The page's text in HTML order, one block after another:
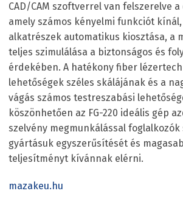
CAD/CAM szoftverrel van felszerelve a
amely számos kényelmi funkciót
alkatrészek automatikus kiosztása, a
teljes szimulálása a biztonságos és
érdekében. A hatékony fiber
lehetőségek széles skálájának és a
vágás számos testreszabási
köszönhetően az FG-220 ideális gép
szelvény megmunkálással foglalkozók
gyártásuk egyszerűsítését és
teljesítményt kívánnak elérni.
mazakeu.hu